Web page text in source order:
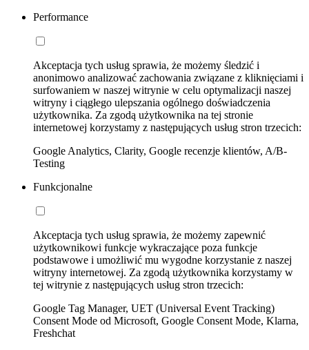
Performance
Akceptacja tych usług sprawia, że możemy śledzić i
anonimowo analizować zachowania związane z kliknięciami i
surfowaniem w naszej witrynie w celu optymalizacji naszej
witryny i ciągłego ulepszania ogólnego doświadczenia
użytkownika. Za zgodą użytkownika na tej stronie
internetowej korzystamy z następujących usług stron trzecich:
Google Analytics, Clarity, Google recenzje klientów, A/B-
Testing
Funkcjonalne
Akceptacja tych usług sprawia, że możemy zapewnić
użytkownikowi funkcje wykraczające poza funkcje
podstawowe i umożliwić mu wygodne korzystanie z naszej
witryny internetowej. Za zgodą użytkownika korzystamy w
tej witrynie z następujących usług stron trzecich:
Google Tag Manager, UET (Universal Event Tracking)
Consent Mode od Microsoft, Google Consent Mode, Klarna,
Freshchat